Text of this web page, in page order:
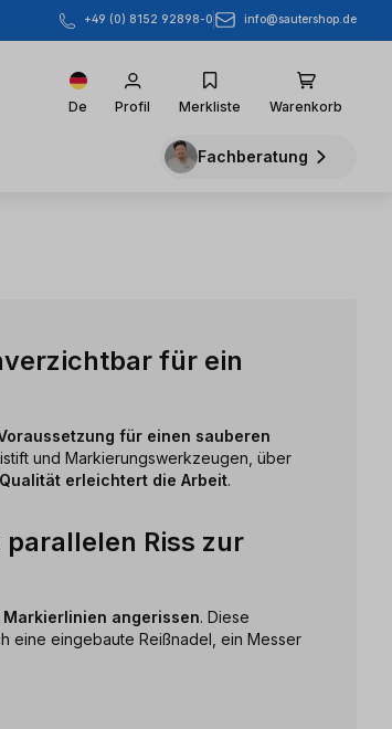
+49 (0) 8152 92898-0 info@sautershop.de
De Profil Merkliste Warenkorb
Fachberatung
für ein
für einen sauberen
und Markierungswerkzeugen, über
erleichtert die Arbeit.
Riss zur
Markierlinien angerissen. Diese
eine eingebaute Reißnadel, ein Messer